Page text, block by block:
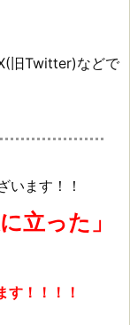
旧Twitter)などで
います！！
立った」
す！！！！